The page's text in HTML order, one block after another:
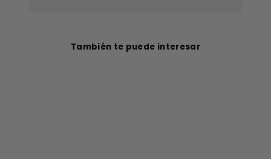
También te puede interesar